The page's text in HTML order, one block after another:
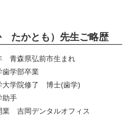
たかとも）先生ご略歴
青森県弘前市生まれ
学部卒業
大学院修了 博士(歯学)
助手
吉岡デンタルオフィス